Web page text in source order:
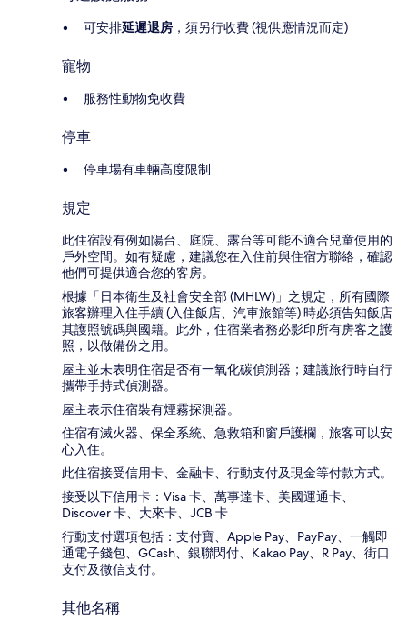
可安排延遲退房 ，須另行收費 (視供應情況而定)
寵物
服務性動物免收費
停車
停車場有車輛高度限制
規定
此住宿設有例如陽台、庭院、露台等可能不適合兒童使用的
戶外空間。如有疑慮，建議您在入住前與住宿方聯絡，確認
他們可提供適合您的客房。
根據「日本衛生及社會安全部 (MHLW)」之規定，所有國際
旅客辦理入住手續 (入住飯店、汽車旅館等) 時必須告知飯店
其護照號碼與國籍。此外，住宿業者務必影印所有房客之護
照，以做備份之用。
屋主並未表明住宿是否有一氧化碳偵測器；建議旅行時自行
攜帶手持式偵測器。
屋主表示住宿裝有煙霧探測器。
住宿有滅火器、保全系統、急救箱和窗戶護欄，旅客可以安
心入住。
此住宿接受信用卡、金融卡、行動支付及現金等付款方式。
接受以下信用卡：Visa 卡、萬事達卡、美國運通卡、
Discover 卡、大來卡、JCB 卡
行動支付選項包括：支付寶、Apple Pay、PayPay、一觸即
通電子錢包、GCash、銀聯閃付、Kakao Pay、R Pay、街口
支付及微信支付。
其他名稱